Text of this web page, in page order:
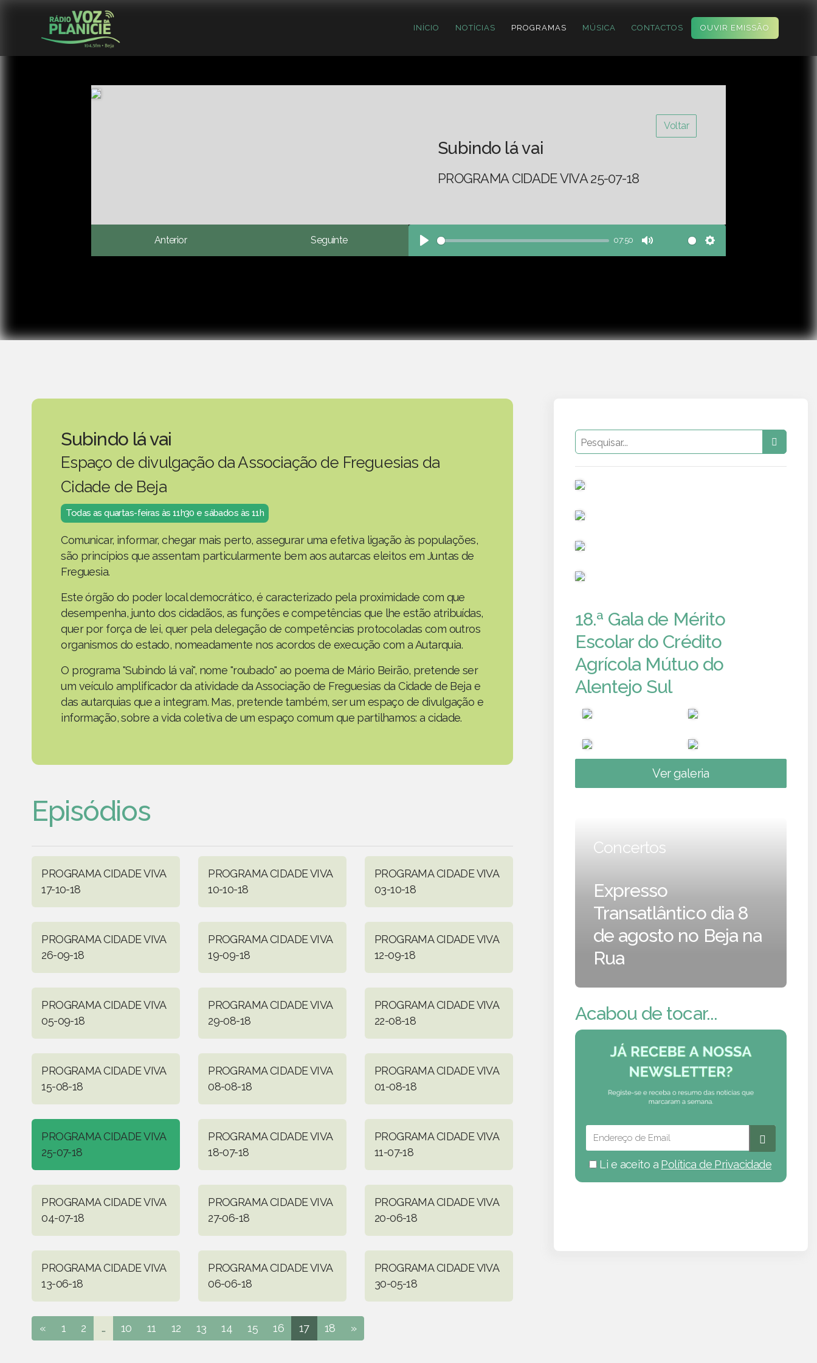
INÍCIO NOTÍCIAS PROGRAMAS MÚSICA CONTACTOS OUVIR EMISSÃO
Voltar
Subindo lá vai
PROGRAMA CIDADE VIVA 25-07-18
Anterior Seguinte
Play
07:50
Mute Settings
Subindo lá vai
Espaço de divulgação da Associação de Freguesias da
Cidade de Beja
Todas as quartas-feiras às 11h30 e sábados às 11h
Comunicar, informar, chegar mais perto, assegurar uma efetiva ligação às populações,
são princípios que assentam particularmente bem aos autarcas eleitos em Juntas de
Freguesia.
Este órgão do poder local democrático, é caracterizado pela proximidade com que
desempenha, junto dos cidadãos, as funções e competências que lhe estão atribuídas,
quer por força de lei, quer pela delegação de competências protocoladas com outros
organismos do estado, nomeadamente nos acordos de execução com a Autarquia.
O programa "Subindo lá vai", nome "roubado" ao poema de Mário Beirão, pretende ser
um veículo amplificador da atividade da Associação de Freguesias da Cidade de Beja e
das autarquias que a integram. Mas, pretende também, ser um espaço de divulgação e
informação, sobre a vida coletiva de um espaço comum que partilhamos: a cidade.
Episódios
PROGRAMA CIDADE VIVA
17-10-18
PROGRAMA CIDADE VIVA
10-10-18
PROGRAMA CIDADE VIVA
03-10-18
PROGRAMA CIDADE VIVA
26-09-18
PROGRAMA CIDADE VIVA
19-09-18
PROGRAMA CIDADE VIVA
12-09-18
PROGRAMA CIDADE VIVA
05-09-18
PROGRAMA CIDADE VIVA
29-08-18
PROGRAMA CIDADE VIVA
22-08-18
PROGRAMA CIDADE VIVA
15-08-18
PROGRAMA CIDADE VIVA
08-08-18
PROGRAMA CIDADE VIVA
01-08-18
PROGRAMA CIDADE VIVA
25-07-18
PROGRAMA CIDADE VIVA
18-07-18
PROGRAMA CIDADE VIVA
11-07-18
PROGRAMA CIDADE VIVA
04-07-18
PROGRAMA CIDADE VIVA
27-06-18
PROGRAMA CIDADE VIVA
20-06-18
PROGRAMA CIDADE VIVA
13-06-18
PROGRAMA CIDADE VIVA
06-06-18
PROGRAMA CIDADE VIVA
30-05-18
« 1 2 ... 10 11 12 13 14 15 16 17 18 »
18.ª Gala de Mérito
Escolar do Crédito
Agrícola Mútuo do
Alentejo Sul
Ver galeria
Concertos
Expresso
Transatlântico dia 8
de agosto no Beja na
Rua
Acabou de tocar...
Li e aceito a Política de Privacidade